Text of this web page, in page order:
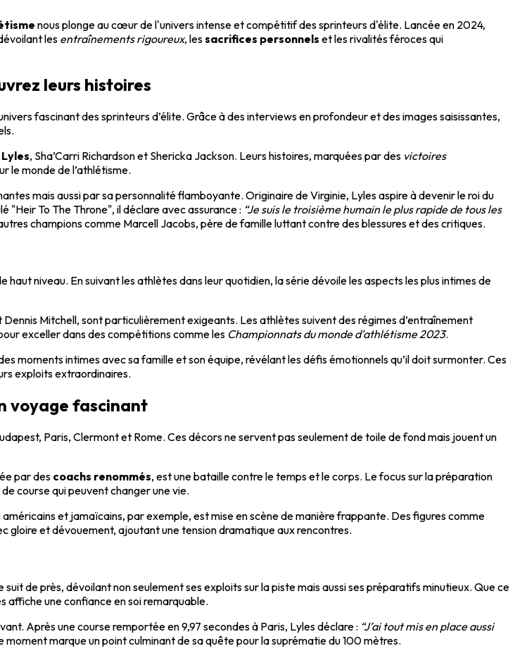
nous plonge au cœur de l'univers intense et compétitif des sprinteurs d'élite. Lancée en 2024,
les entraînements rigoureux, lessacrifices personnels et les rivalités féroces qui
leurs histoires
fascinant des sprinteurs d’élite. Grâce à des interviews en profondeur et des images saisissantes,
, Sha’Carri Richardson et Shericka Jackson. Leurs histoires, marquées par des victoires
le monde de l’athlétisme.
mais aussi par sa personnalité flamboyante. Originaire de Virginie, Lyles aspire à devenir le roi du
"Heir To The Throne", il déclare avec assurance : “Je suis le troisième humain le plus rapide de tous les
champions comme Marcell Jacobs, père de famille luttant contre des blessures et des critiques.
haut niveau. En suivant les athlètes dans leur quotidien, la série dévoile les aspects les plus intimes de
Dennis Mitchell, sont particulièrement exigeants. Les athlètes suivent des régimes d’entraînement
exceller dans des compétitions comme les Championnats du monde d'athlétisme 2023.
moments intimes avec sa famille et son équipe, révélant les défis émotionnels qu’il doit surmonter. Ces
exploits extraordinaires.
voyage fascinant
Paris, Clermont et Rome. Ces décors ne servent pas seulement de toile de fond mais jouent un
par des coachs renommés, est une bataille contre le temps et le corps. Le focus sur la préparation
course qui peuvent changer une vie.
et jamaïcains, par exemple, est mise en scène de manière frappante. Des figures comme
gloire et dévouement, ajoutant une tension dramatique aux rencontres.
suit de près, dévoilant non seulement ses exploits sur la piste mais aussi ses préparatifs minutieux. Que ce
affiche une confiance en soi remarquable.
Après une course remportée en 9,97 secondes à Paris, Lyles déclare : “J’ai tout mis en place aussi
moment marque un point culminant de sa quête pour la suprématie du 100 mètres.